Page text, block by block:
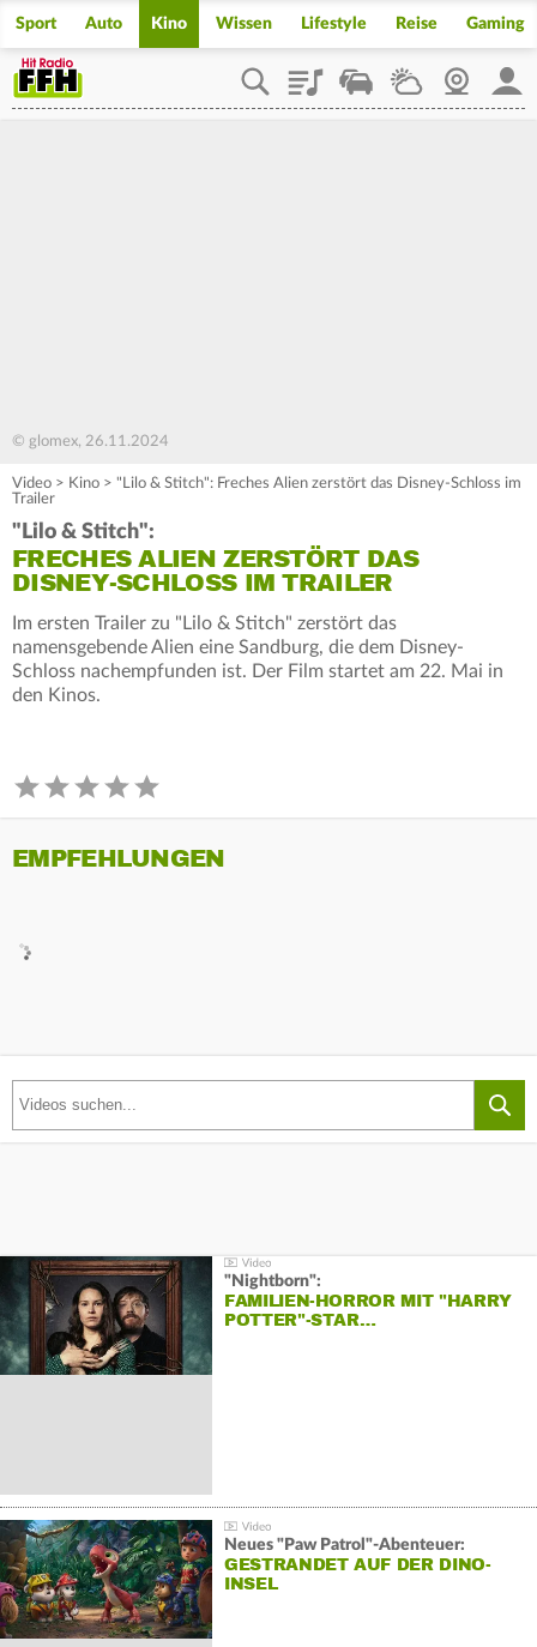
Sport Auto Kino Wissen Lifestyle Reise Gaming
PlaylistStaupilotWetterWebcam
© glomex, 26.11.2024
Video > Kino > "Lilo & Stitch": Freches Alien zerstört das Disney-Schloss im
Trailer
"Lilo & Stitch":
FRECHES ALIEN ZERSTÖRT DAS
DISNEY-SCHLOSS IM TRAILER
Im ersten Trailer zu "Lilo & Stitch" zerstört das
namensgebende Alien eine Sandburg, die dem Disney-
Schloss nachempfunden ist. Der Film startet am 22. Mai in
den Kinos.
EMPFEHLUNGEN
"Nightborn":
FAMILIEN-HORROR MIT "HARRY
POTTER"-STAR…
Neues "Paw Patrol"-Abenteuer:
GESTRANDET AUF DER DINO-
INSEL